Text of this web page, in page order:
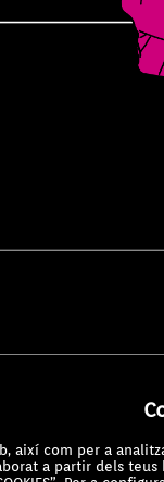
així com per a
a partir dels